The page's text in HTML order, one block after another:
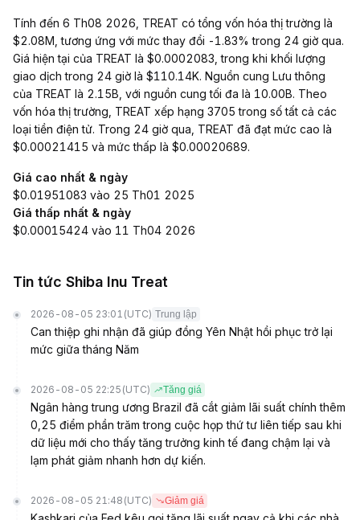
Tính đến 6 Th08 2026, TREAT có tổng vốn hóa thị trường là
$2.08M, tương ứng với mức thay đổi -1.83% trong 24 giờ qua.
Giá hiện tại của TREAT là $0.0002083, trong khi khối lượng
giao dịch trong 24 giờ là $110.14K. Nguồn cung Lưu thông
của TREAT là 2.15B, với nguồn cung tối đa là 10.00B. Theo
vốn hóa thị trường, TREAT xếp hạng 3705 trong số tất cả các
loại tiền điện tử. Trong 24 giờ qua, TREAT đã đạt mức cao là
$0.00021415 và mức thấp là $0.00020689.
Giá cao nhất & ngày
$0.01951083 vào 25 Th01 2025
Giá thấp nhất & ngày
$0.00015424 vào 11 Th04 2026
Tin tức Shiba Inu Treat
2026-08-05 23:01 (UTC) Trung lập
Can thiệp ghi nhận đã giúp đồng Yên Nhật hồi phục trở lại
mức giữa tháng Năm
2026-08-05 22:25 (UTC) Tăng giá
Ngân hàng trung ương Brazil đã cắt giảm lãi suất chính thêm
0,25 điểm phần trăm trong cuộc họp thứ tư liên tiếp sau khi
dữ liệu mới cho thấy tăng trưởng kinh tế đang chậm lại và
lạm phát giảm nhanh hơn dự kiến.
2026-08-05 21:48 (UTC) Giảm giá